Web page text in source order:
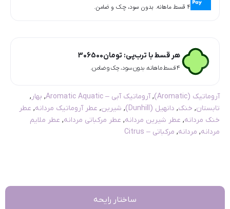
۴ قسط ماهانه. بدون سود، چک و ضامن.
هر قسط با ترب‌پی: تومان306500
۴ قسط ماهانه. بدون سود، چک و ضامن.
آروماتیک (Aromatic) ,آروماتیک آبی – Aromatic Aquatic , بهار ,
تابستان, خنک, دانهیل (Dunhill) , شیرین, عطر آروماتیک مردانه, عطر
خنک مردانه, عطر شیرین مردانه, عطر مرکباتی مردانه, عطر ملایم
مردانه, مردانه, مرکباتی – Citrus
ساختار رایحه